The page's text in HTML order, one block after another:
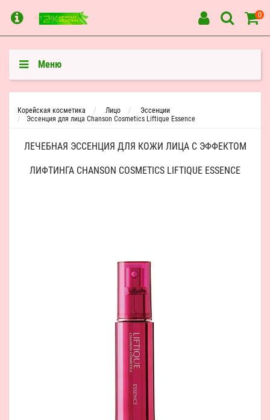
0
Меню
Корейская косметика Лицо
Эссенции
Эссенция для лица Chanson Cosmetics Liftique Essence
ЛЕЧЕБНАЯ ЭССЕНЦИЯ ДЛЯ КОЖИ ЛИЦА С ЭФФЕКТОМ
ЛИФТИНГА CHANSON COSMETICS LIFTIQUE ESSENCE